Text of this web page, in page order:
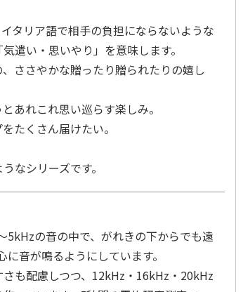
ックマ／マルチ
ス
（6）
円
令和八年七月場所
優勝力士純金製小判
【安青錦】
605,000円
リラックマ／クリア
ファイル３点セット
750円
タリア語で相手の負担にならないような
遣い・思いやり」を意味します。
ささやかな贈ったり贈られたりの嬉し
あれこれ思い巡らす楽しみ。
たくさん届けたい。
なシリーズです。
5kHzの音の中で、がれきの下からでも遠
音が鳴るようにしています。
も配慮しつつ、12kHz・16kHz・20kHz